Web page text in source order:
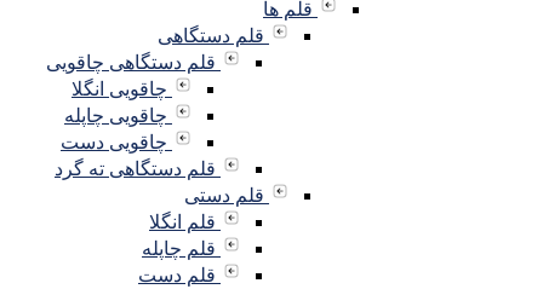
قلم ها
قلم دستگاهی
قلم دستگاهی چاقویی
چاقویی انگلا
چاقویی چاپله
چاقویی دست
قلم دستگاهی ته گرد
قلم دستی
قلم انگلا
قلم چاپله
قلم دست